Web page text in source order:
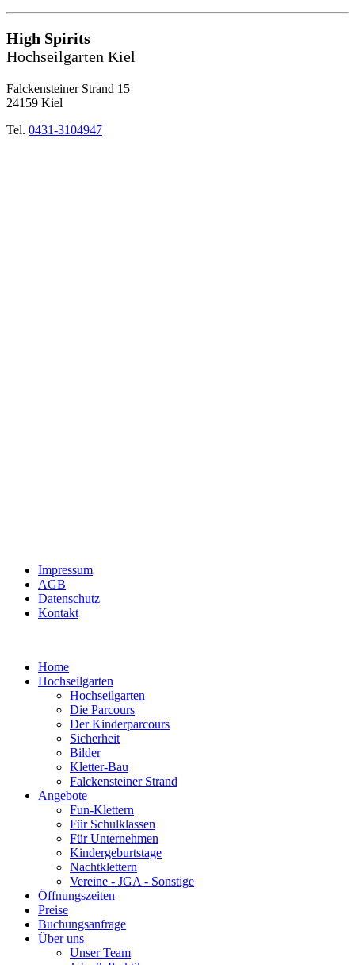
High Spirits
Hochseilgarten Kiel
Falckensteiner Strand 15
24159 Kiel
Tel. 0431-3104947
Impressum
AGB
Datenschutz
Kontakt
Home
Hochseilgarten
Hochseilgarten
Die Parcours
Der Kinderparcours
Sicherheit
Bilder
Kletter-Bau
Falckensteiner Strand
Angebote
Fun-Klettern
Für Schulklassen
Für Unternehmen
Kindergeburtstage
Nachtklettern
Vereine - JGA - Sonstige
Öffnungszeiten
Preise
Buchungsanfrage
Über uns
Unser Team